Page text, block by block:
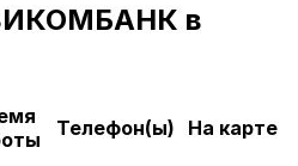
в
Телефон(ы) На карте